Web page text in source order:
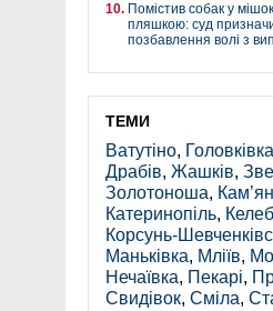
Помістив собак у
пляшкою: суд
позбавлення волі з
ТЕМИ
Ватутіно, Головківка
Драбів, Жашків,
Золотоноша,
Катеринопіль,
Корсунь-
Маньківка, Мліїв,
Нечаївка, Пекарі,
Свидівок, Сміла,